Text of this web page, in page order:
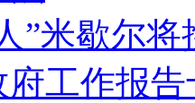
”米歇尔将
工作报